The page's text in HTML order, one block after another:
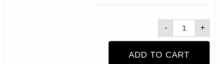
- +
ADD TO CART